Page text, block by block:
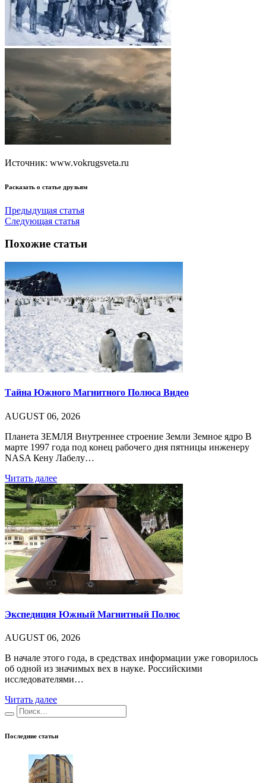
Источник: www.vokrugsveta.ru
Расказать о статье друзьям
Предыдущая статья
Следующая статья
Похожие статьи
Тайна Южного Магнитного Полюса Видео
AUGUST 06, 2026
Планета ЗЕМЛЯ Внутреннее строение Земли Земное ядро В
марте 1997 года под конец рабочего дня пятницы инженеру
NASA Кену Лабелу…
Читать далее
Экспедиция Южный Магнитный Полюс
AUGUST 06, 2026
В начале этого года, в средствах информации уже говорилось
об одной из значимых вех в науке. Российскими
исследователями…
Читать далее
Последние статьи